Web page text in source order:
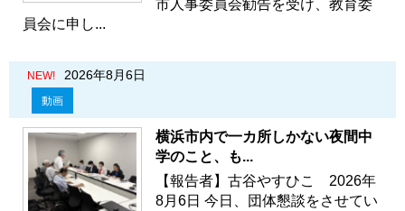
市人事委員会勧告を受け、教育委
員会に申し...
NEW! 2026年8月6日
動画
横浜市内で一カ所しかない夜間中
学のこと、も...
【報告者】古谷やすひこ 2026年
8月6日 今日、団体懇談をさせてい